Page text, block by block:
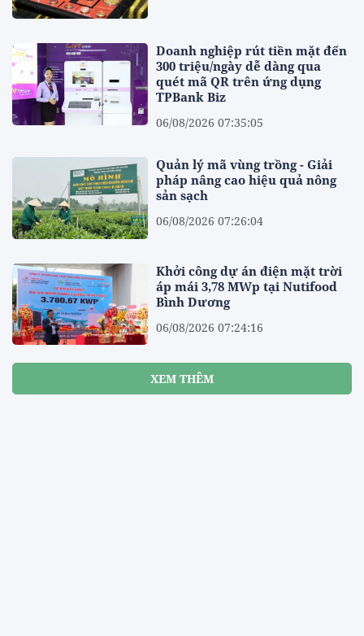
Doanh nghiệp rút tiền mặt đến
300 triệu/ngày dễ dàng qua
quét mã QR trên ứng dụng
TPBank Biz
06/08/2026 07:35:05
Quản lý mã vùng trồng - Giải
pháp nâng cao hiệu quả nông
sản sạch
06/08/2026 07:26:04
Khởi công dự án điện mặt trời
áp mái 3,78 MWp tại Nutifood
Bình Dương
06/08/2026 07:24:16
XEM THÊM